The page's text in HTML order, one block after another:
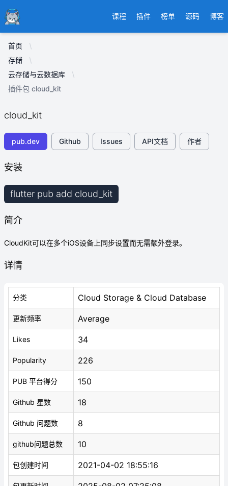
Ducafecat 课程 插件 榜单 源码 博客
首页
存储
云存储与云数据库
插件包 cloud_kit
cloud_kit
pub.dev Github Issues API文档 作者
安装
flutter pub add cloud_kit
简介
CloudKit可以在多个iOS设备上同步设置而无需额外登录。
详情
分类 Cloud Storage & Cloud Database
更新频率 Average
Likes 34
Popularity 226
PUB 平台得分 150
Github 星数 18
Github 问题数 8
github问题总数 10
包创建时间 2021-04-02 18:55:16